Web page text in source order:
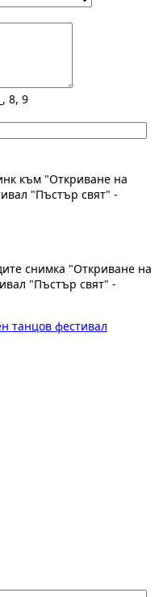
8, 9
към "Откриване на
"Пъстър свят" -
снимка "Откриване на
"Пъстър свят" -
танцов фестивал